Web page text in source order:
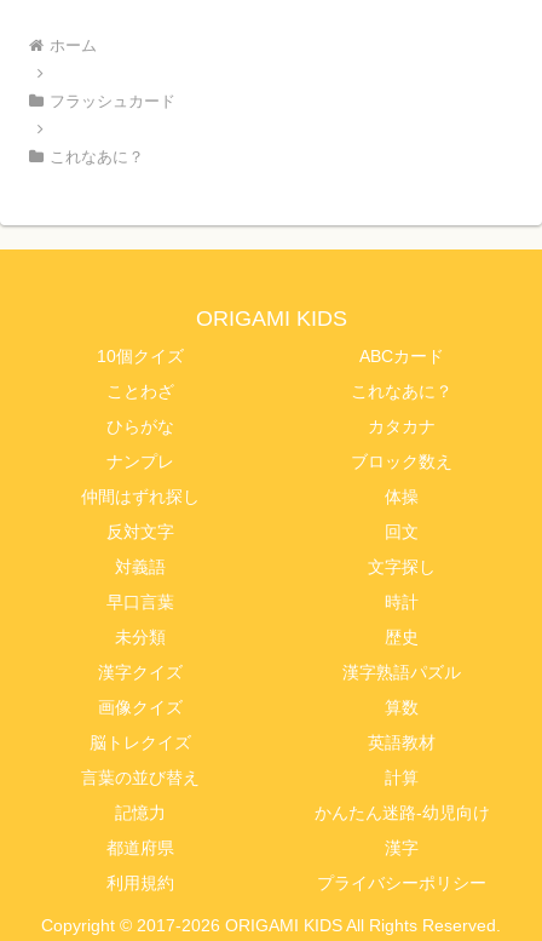
ホーム
フラッシュカード
これなあに？
ORIGAMI KIDS
10個クイズ
ABCカード
ことわざ
これなあに？
ひらがな
カタカナ
ナンプレ
ブロック数え
仲間はずれ探し
体操
反対文字
回文
対義語
文字探し
早口言葉
時計
未分類
歴史
漢字クイズ
漢字熟語パズル
画像クイズ
算数
脳トレクイズ
英語教材
言葉の並び替え
計算
記憶力
かんたん迷路-幼児向け
都道府県
漢字
利用規約
プライバシーポリシー
Copyright © 2017-2026 ORIGAMI KIDS All Rights Reserved.